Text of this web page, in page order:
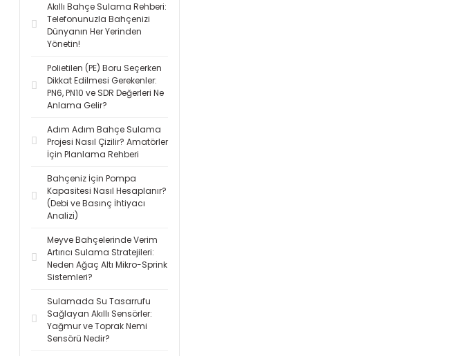
Akıllı Bahçe Sulama Rehberi:
Telefonunuzla Bahçenizi
Dünyanın Her Yerinden
Yönetin!
Polietilen (PE) Boru Seçerken
Dikkat Edilmesi Gerekenler:
PN6, PN10 ve SDR Değerleri Ne
Anlama Gelir?
Adım Adım Bahçe Sulama
Projesi Nasıl Çizilir? Amatörler
İçin Planlama Rehberi
Bahçeniz İçin Pompa
Kapasitesi Nasıl Hesaplanır?
(Debi ve Basınç İhtiyacı
Analizi)
Meyve Bahçelerinde Verim
Artırıcı Sulama Stratejileri:
Neden Ağaç Altı Mikro-Sprink
Sistemleri?
Sulamada Su Tasarrufu
Sağlayan Akıllı Sensörler:
Yağmur ve Toprak Nemi
Sensörü Nedir?